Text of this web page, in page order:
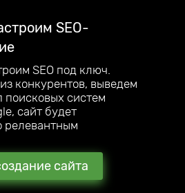
SEO-
SEO под ключ.
конкурентов, выведем
поисковых систем
сайт будет
релевантным
сайта